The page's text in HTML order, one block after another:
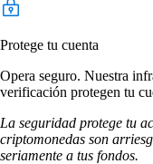
Protege tu cuenta
Opera seguro. Nuestra
verificación protegen tu
La seguridad protege tu
criptomonedas son
seriamente a tus fondos.